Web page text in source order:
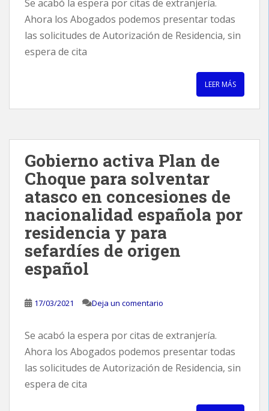
Se acabó la espera por citas de extranjería.
Ahora los Abogados podemos presentar todas
las solicitudes de Autorización de Residencia, sin
espera de cita
LEER MÁS
Gobierno activa Plan de
Choque para solventar
atasco en concesiones de
nacionalidad española por
residencia y para
sefardíes de origen
español
17/03/2021 Deja un comentario
Se acabó la espera por citas de extranjería.
Ahora los Abogados podemos presentar todas
las solicitudes de Autorización de Residencia, sin
espera de cita